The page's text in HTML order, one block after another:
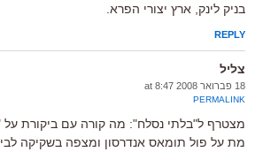
בניק לינק, ארץ יצורי הפרא.
REPLY
צליל
18 פברואר 2008 at 8:47
PERMALINK
מצטרף ל"בלתי נסלח": מה קורה עם ביקורת על
מת על פול תומאס אנדרסון ומצפה בשקיקה